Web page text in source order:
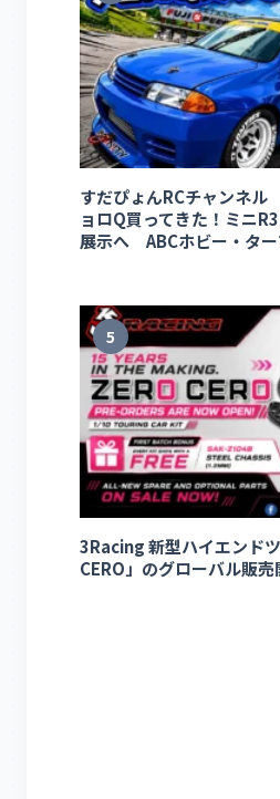
すだぴょんRCチャンネ
ョロQ買ってきた！ミニ
展示へ ABCホビー・タ
5
3Racing 新型ハイエンド
CERO」のグローバル販売